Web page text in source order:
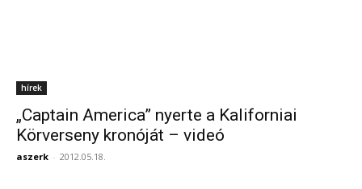
hírek
„Captain America” nyerte a Kaliforniai
Körverseny kronóját – videó
aszerk - 2012.05.18.